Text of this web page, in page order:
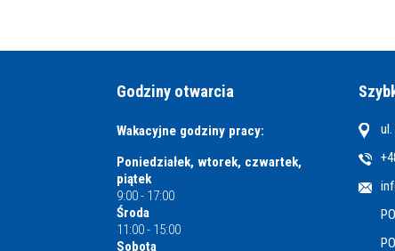
Godziny otwarcia
Wakacyjne godziny pracy:
Poniedziałek, wtorek, czwartek,
piątek
9:00 - 17:00
Środa
11:00 - 15:00
Sobota